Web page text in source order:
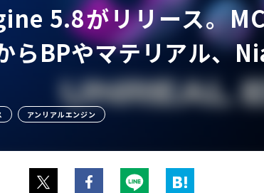
5.8がリリース。
らBPやマテリアル、
アンリアルエンジン